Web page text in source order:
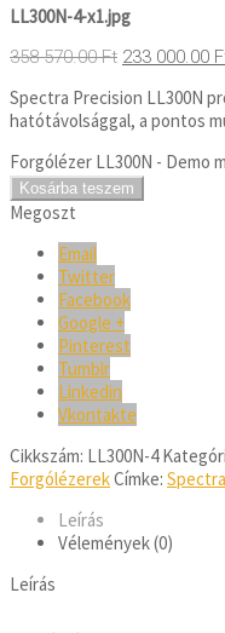
LL300N-4-x1.jpg
358 570.00Ft 233 000.00
Spectra Precision LL300N
hatótávolsággal, a pontos
Forgólézer LL300N - Demo
Kosárba teszem
Megoszt
Email
Twitter
Facebook
Google +
Pinterest
Tumblr
Linkedin
Vkontakte
Cikkszám: LL300N-4
ForgólézerekCímke:
Leírás
Vélemények (0)
Leírás